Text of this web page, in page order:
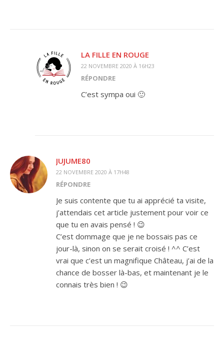
LA FILLE EN ROUGE
22 NOVEMBRE 2020 À 16H23
RÉPONDRE
C’est sympa oui 🙂
JUJUME80
22 NOVEMBRE 2020 À 17H48
RÉPONDRE
Je suis contente que tu ai apprécié ta visite,
j’attendais cet article justement pour voir ce
que tu en avais pensé ! 😉
C’est dommage que je ne bossais pas ce
jour-là, sinon on se serait croisé ! ^^ C’est
vrai que c’est un magnifique Château, j’ai de la
chance de bosser là-bas, et maintenant je le
connais très bien ! 😉